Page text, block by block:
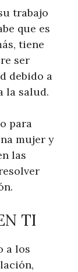
trabajo
que es
tiene
ser
debido a
la salud.
para
mujer y
las
TI
a los